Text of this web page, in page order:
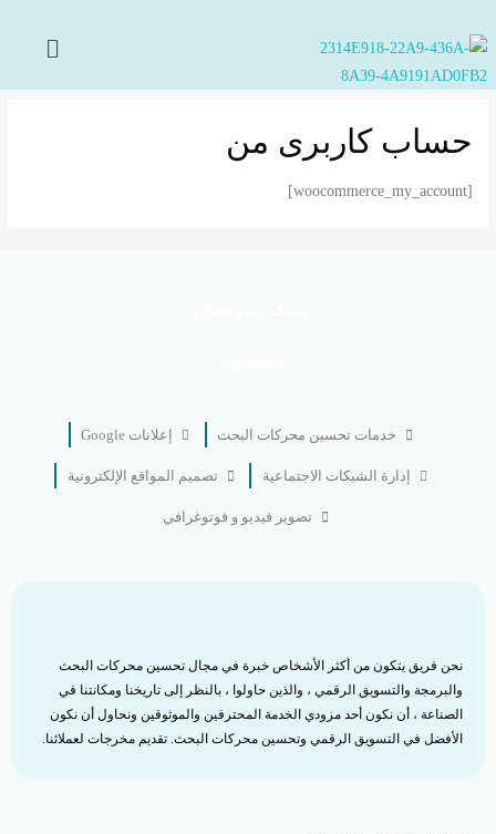
حساب کاربری من
[woocommerce_my_account]
خدمات تحسين محركات البحث إعلانات Google
إدارة الشبكات الاجتماعية تصميم المواقع الإلكترونية
تصوير فيديو و فوتوغرافي
نحن فريق يتكون من أكثر الأشخاص خبرة في مجال تحسين محركات البحث
والبرمجة والتسويق الرقمي ، والذين حاولوا ، بالنظر إلى تاريخنا ومكانتنا في
الصناعة ، أن نكون أحد مزودي الخدمة المحترفين والموثوقين ونحاول أن نكون
الأفضل في التسويق الرقمي وتحسين محركات البحث. تقديم مخرجات لعملائنا.